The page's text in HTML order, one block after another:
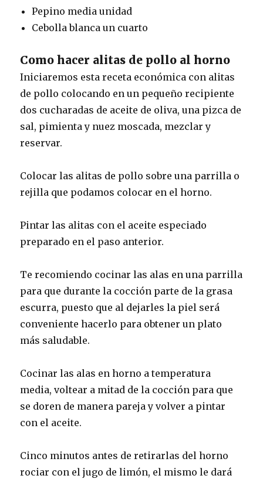
Pepino media unidad
Cebolla blanca un cuarto
Como hacer alitas de pollo al horno
Iniciaremos esta receta económica con alitas
de pollo colocando en un pequeño recipiente
dos cucharadas de aceite de oliva, una pizca de
sal, pimienta y nuez moscada, mezclar y
reservar.
Colocar las alitas de pollo sobre una parrilla o
rejilla que podamos colocar en el horno.
Pintar las alitas con el aceite especiado
preparado en el paso anterior.
Te recomiendo cocinar las alas en una parrilla
para que durante la cocción parte de la grasa
escurra, puesto que al dejarles la piel será
conveniente hacerlo para obtener un plato
más saludable.
Cocinar las alas en horno a temperatura
media, voltear a mitad de la cocción para que
se doren de manera pareja y volver a pintar
con el aceite.
Cinco minutos antes de retirarlas del horno
rociar con el jugo de limón, el mismo le dará